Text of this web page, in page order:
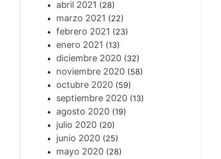
abril 2021 (28)
marzo 2021 (22)
febrero 2021 (23)
enero 2021 (13)
diciembre 2020(32)
noviembre 2020(58)
octubre 2020(59)
septiembre 2020(13)
agosto 2020(19)
julio 2020(20)
junio 2020(25)
mayo 2020(28)